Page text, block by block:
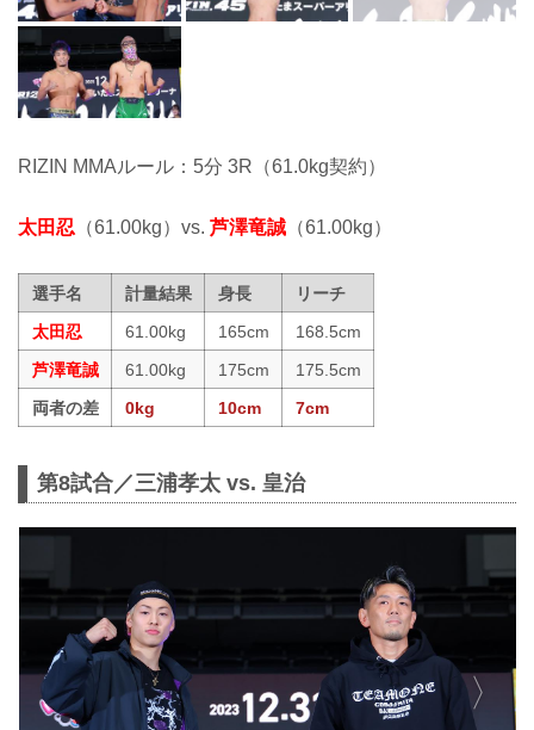
RIZIN MMAルール：5分 3R（61.0kg契約）
太田忍 （61.00kg）vs. 芦澤竜誠 （61.00kg）
選手名 計量結果 身長
リーチ
太田忍
61.00kg 165cm
168.5cm
芦澤竜誠
61.00kg 175cm
175.5cm
両者の差
0kg 10cm 7cm
第8試合／三浦孝太 vs. 皇治